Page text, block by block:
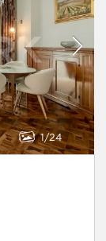
1 24